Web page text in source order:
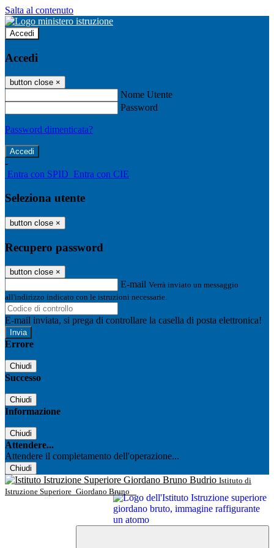
Salta al contenuto
Accedi
Accedi
button close ×
Nome Utente
Password
Password dimenticata?
-
Entra con SPID Entra con CIE
Seleziona utente
button close ×
Recupero password
button close ×
E-mail Verrà inviato un messaggio
all'indirizzo indicato con le istruzioni necessarie.
E-mail inviata, si prega di controllare la casella di posta elettronica!
Errore
Chiudi
Successo
Chiudi
Informazione
Chiudi
Attendere...
Attendere il completamento dell'operazione...
Chiudi
Istituto di
Istruzione Superiore Giordano Bruno